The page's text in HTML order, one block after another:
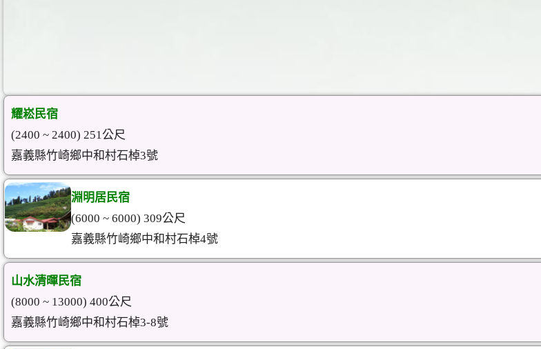
耀崧民宿
(2400 ~ 2400) 251公尺
嘉義縣竹崎鄉中和村石棹3號
淵明居民宿
(6000 ~ 6000) 309公尺
嘉義縣竹崎鄉中和村石棹4號
山水清暉民宿
(8000 ~ 13000) 400公尺
嘉義縣竹崎鄉中和村石棹3-8號